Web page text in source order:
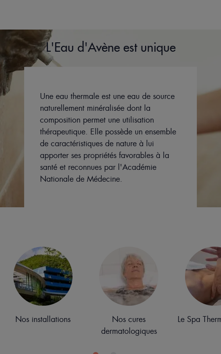
L'Eau d'Avène est unique
Une eau thermale est une eau de source
naturellement minéralisée dont la
composition permet une utilisation
thérapeutique. Elle possède un ensemble
de caractéristiques de nature à lui
apporter ses propriétés favorables à la
santé et reconnues par l'Académie
Nationale de Médecine.
Nos installations
Nos cures
dermatologiques
Le Spa